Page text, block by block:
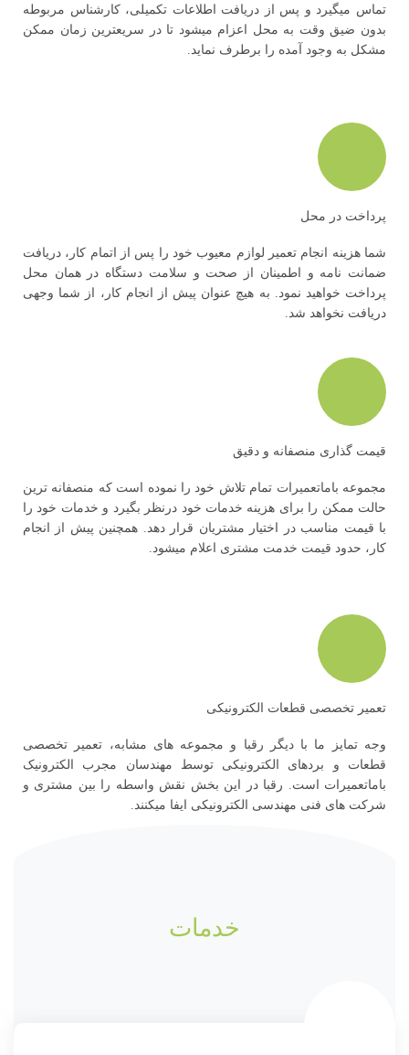
تماس میگیرد و پس از دریافت اطلاعات تکمیلی، کارشناس مربوطه
بدون ضیق وقت به محل اعزام میشود تا در سریعترین زمان ممکن
مشکل به وجود آمده را برطرف نماید.
پرداخت در محل
شما هزینه انجام تعمیر لوازم معیوب خود را پس از اتمام کار، دریافت
ضمانت نامه و اطمینان از صحت و سلامت دستگاه در همان محل
پرداخت خواهید نمود. به هیچ عنوان پیش از انجام کار، از شما وجهی
دریافت نخواهد شد.
قیمت گذاری منصفانه و دقیق
مجموعه باماتعمیرات تمام تلاش خود را نموده است که منصفانه ترین
حالت ممکن را برای هزینه خدمات خود درنظر بگیرد و خدمات خود را
با قیمت مناسب در اختیار مشتریان قرار دهد. همچنین پیش از انجام
کار، حدود قیمت خدمت مشتری اعلام میشود.
تعمیر تخصصی قطعات الکترونیکی
وجه تمایز ما با دیگر رقبا و مجموعه های مشابه، تعمیر تخصصی
قطعات و بردهای الکترونیکی توسط مهندسان مجرب الکترونیک
باماتعمیرات است. رقبا در این بخش نقش واسطه را بین مشتری و
شرکت های فنی مهندسی الکترونیکی ایفا میکنند.
خدمات